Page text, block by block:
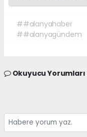
##alanyahaber
##alanyagündem
Okuyucu Yorumları